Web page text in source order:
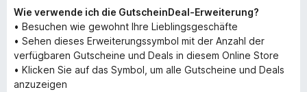
Wie verwende ich die GutscheinDeal-Erweiterung?
• Besuchen wie gewohnt Ihre Lieblingsgeschäfte
• Sehen dieses Erweiterungssymbol mit der Anzahl der
verfügbaren Gutscheine und Deals in diesem Online Store
• Klicken Sie auf das Symbol, um alle Gutscheine und Deals
anzuzeigen